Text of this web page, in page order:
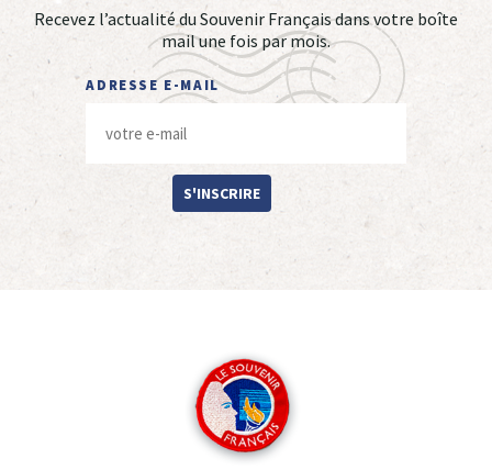
Recevez l’actualité du Souvenir Français dans votre boîte
mail une fois par mois.
ADRESSE E-MAIL
S'INSCRIRE